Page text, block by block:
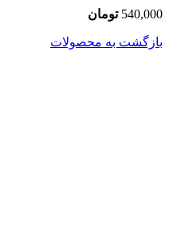
540,000 تومان
بازگشت به محصولات